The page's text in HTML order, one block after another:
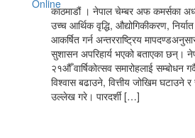
काठमाडौं । नेपाल चेम्बर अफ कमर्सका
उच्च आर्थिक वृद्धि, औद्योगिकीकरण,
आकर्षित गर्न अन्तरराष्ट्रिय
सुशासन अपरिहार्य भएको बताएका छन्।
२१औँ वार्षिकोत्सव समारोहलाई सम्बोधन
विश्वास बढाउने, वित्तीय जोखिम घटाउने
उल्लेख गरे। पारदर्शी […]